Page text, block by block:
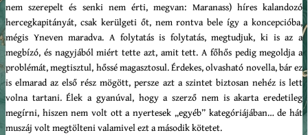
nem szerepelt és senki nem érti, megvan: Maranass) híres kalandozó
hercegkapitányát, csak kerülgeti őt, nem rontva bele így a koncepcióba,
mégis Yneven maradva. A folytatás is folytatás, megtudjuk, ki is az a
megbízó, és nagyjából miért tette azt, amit tett. A főhős pedig megoldja a
problémát, megtisztul, hőssé magasztosul. Érdekes, olvasható novella, bár ez
is elmarad az első rész mögött, persze azt a szintet biztosan nehéz is lett
volna tartani. Élek a gyanúval, hogy a szerző nem is akarta eredetileg
megírni, hiszen nem volt ott a nyertesek „egyéb” kategóriájában… de hát
muszáj volt megtölteni valamivel ezt a második kötetet.